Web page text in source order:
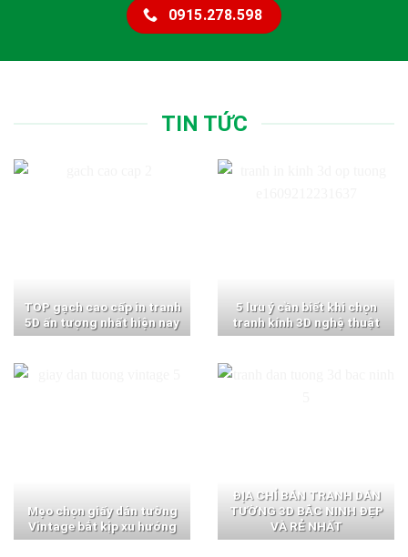
0915.278.598
TIN TỨC
TOP gạch cao cấp in tranh
5D ấn tượng nhất hiện nay
5 lưu ý cần biết khi chọn
tranh kính 3D nghệ thuật
Mẹo chọn giấy dán tường
Vintage bắt kịp xu hướng
ĐỊA CHỈ BÁN TRANH DÁN
TƯỜNG 3D BẮC NINH ĐẸP
VÀ RẺ NHẤT